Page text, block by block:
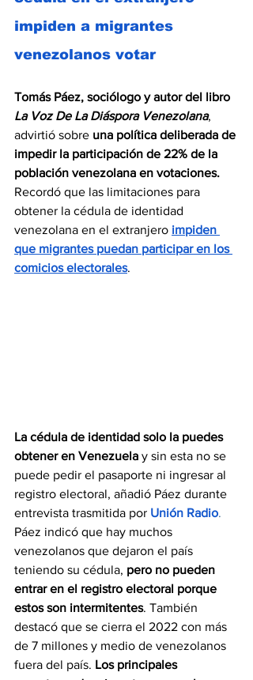
impiden a migrantes
venezolanos votar
Tomás Páez, sociólogo y autor del libro
La Voz De La Diáspora Venezolana,
advirtió sobre una política deliberada de
impedir la participación de 22% de la
población venezolana en votaciones.
Recordó que las limitaciones para
obtener la cédula de identidad
venezolana en el extranjero impiden
que migrantes puedan participar en los
comicios electorales.
La cédula de identidad solo la puedes
obtener en Venezuela y sin esta no se
puede pedir el pasaporte ni ingresar al
registro electoral, añadió Páez durante
entrevista trasmitida por Unión Radio.
Páez indicó que hay muchos
venezolanos que dejaron el país
teniendo su cédula, pero no pueden
entrar en el registro electoral porque
estos son intermitentes. También
destacó que se cierra el 2022 con más
de 7 millones y medio de venezolanos
fuera del país. Los principales